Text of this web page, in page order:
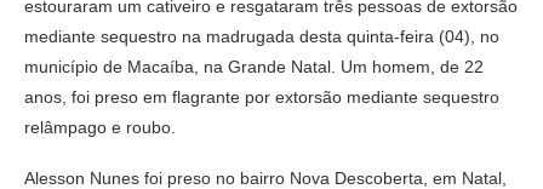
estouraram um cativeiro e resgataram três pessoas de extorsão
mediante sequestro na madrugada desta quinta-feira (04), no
município de Macaíba, na Grande Natal. Um homem, de 22
anos, foi preso em flagrante por extorsão mediante sequestro
relâmpago e roubo.
Alesson Nunes foi preso no bairro Nova Descoberta, em Natal,